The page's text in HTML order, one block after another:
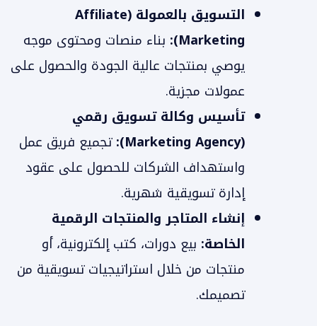
التسويق بالعمولة (Affiliate
Marketing):
بناء منصات ومحتوى موجه
يوصي بمنتجات عالية الجودة والحصول على
عمولات مجزية.
تأسيس وكالة تسويق رقمي
(Marketing Agency):
تجميع فريق عمل
واستهداف الشركات للحصول على عقود
إدارة تسويقية شهرية.
إنشاء المتاجر والمنتجات الرقمية
الخاصة: بيع دورات، كتب إلكترونية، أو
منتجات من خلال استراتيجيات تسويقية من
تصميمك.